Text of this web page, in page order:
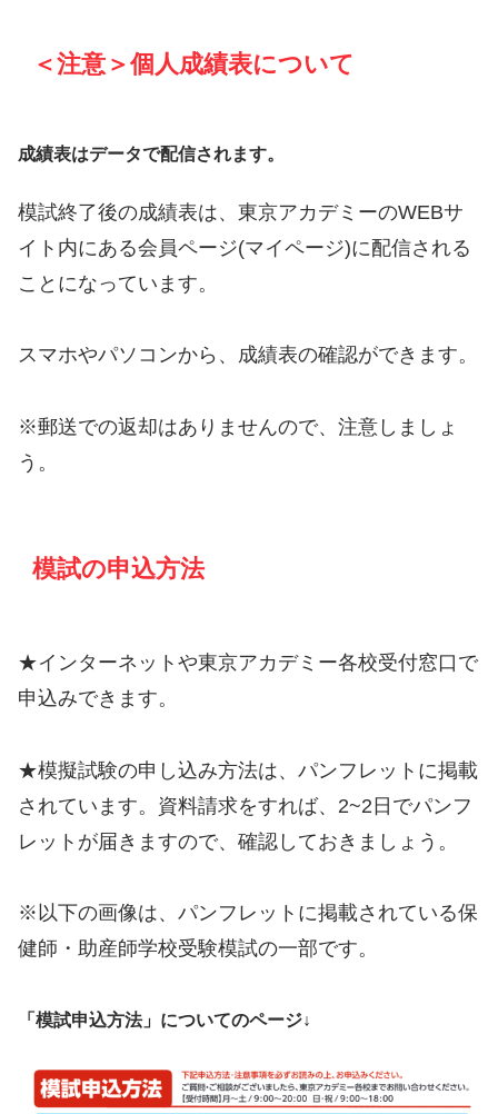
＜注意＞個人成績表について
成績表はデータで配信されます。
模試終了後の成績表は、東京アカデミーのWEBサ
イト内にある会員ページ(マイページ)に配信される
ことになっています。
スマホやパソコンから、成績表の確認ができます。
※郵送での返却はありませんので、注意しましょ
う。
模試の申込方法
★インターネットや東京アカデミー各校受付窓口で
申込みできます。
★模擬試験の申し込み方法は、パンフレットに掲載
されています。資料請求をすれば、2~2日でパンフ
レットが届きますので、確認しておきましょう。
※以下の画像は、パンフレットに掲載されている保
健師・助産師学校受験模試の一部です。
「模試申込方法」についてのページ↓